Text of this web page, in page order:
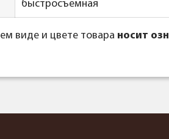
быстросъемная
виде и цвете товара носит